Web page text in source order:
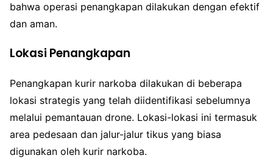
bahwa operasi penangkapan dilakukan dengan efektif
dan aman.
Lokasi Penangkapan
Penangkapan kurir narkoba dilakukan di beberapa
lokasi strategis yang telah diidentifikasi sebelumnya
melalui pemantauan drone. Lokasi-lokasi ini termasuk
area pedesaan dan jalur-jalur tikus yang biasa
digunakan oleh kurir narkoba.